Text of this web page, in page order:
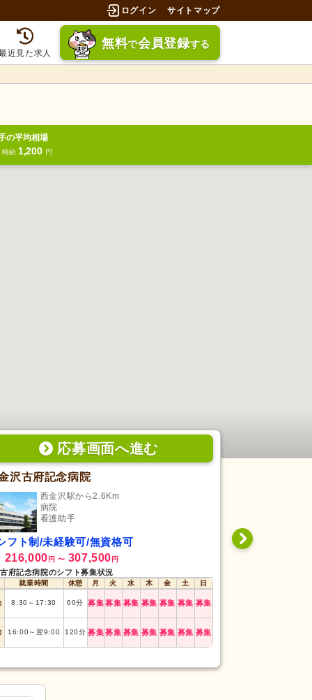
ログイン サイトマップ
近見た求人
無料で会員登録する
の平均相場
時給 1,200 円
応募画面へ進む
沢古府記念病院
西金沢駅から2.6Km
病院
看護助手
フト制/未経験可/無資格可
216,000 円 〜 307,500 円
府記念病院のシフト募集状況
就業時間 休憩 月 火 水 木 金 土 日
8:30 ～ 17:30 60分 募集募集 募集 募集 募集 募集 募集
16:00～ 翌9:00 120分 募集募集 募集 募集 募集 募集 募集
日勤専従/未